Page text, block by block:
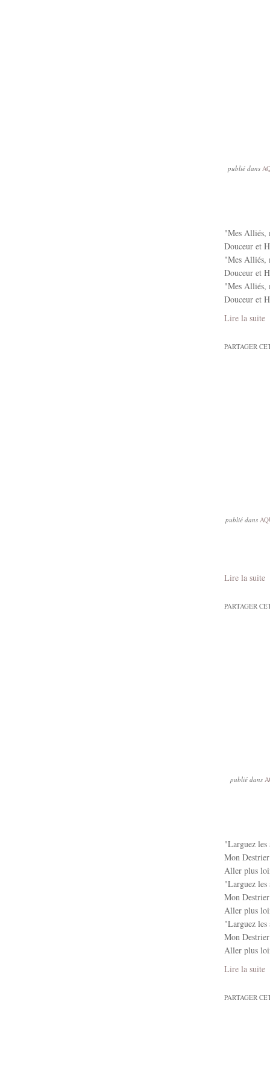
publié dans
"Mes Alliés,
Douceur et
"Mes Alliés,
Douceur et
"Mes Alliés,
Douceur et
Lire la suite
PARTAGER
publié dans
Lire la suite
PARTAGER
publié dans
"Larguez
Mon
Aller plus
"Larguez
Mon
Aller plus
"Larguez
Mon
Aller plus
Lire la suite
PARTAGER